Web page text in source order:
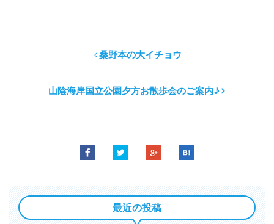
桑野本の大イチョウ
山陰海岸国立公園夕方お散歩会のご案内♪
最近の投稿